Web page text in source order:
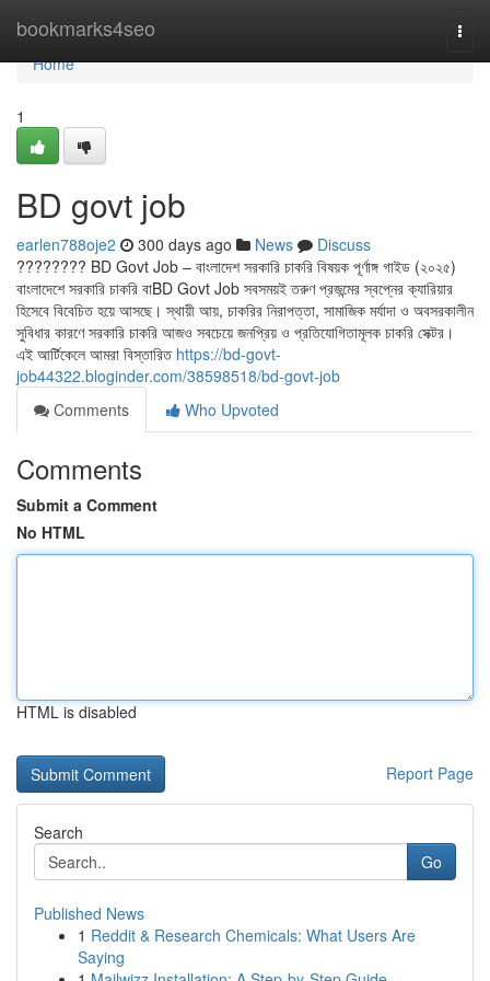
bookmarks4seo
Home
Home
1
BD govt job
earlen788oje2 300 days ago News
Discuss
???????? BD Govt Job – বাংলাদেশ সরকারি চাকরি বিষয়ক পূর্ণাঙ্গ গাইড (২০২৫)
বাংলাদেশে সরকারি চাকরি বাBD Govt Job সবসময়ই তরুণ প্রজন্মের স্বপ্নের ক্যারিয়ার
হিসেবে বিবেচিত হয়ে আসছে। স্থায়ী আয়, চাকরির নিরাপত্তা, সামাজিক মর্যাদা ও অবসরকালীন
সুবিধার কারণে সরকারি চাকরি আজও সবচেয়ে জনপ্রিয় ও প্রতিযোগিতামূলক চাকরি সেক্টর।
এই আর্টিকেলে আমরা বিস্তারিত https://bd-govt-
job44322.bloginder.com/38598518/bd-govt-job
Comments
Who Upvoted
Comments
Submit a Comment
No HTML
HTML is disabled
Report Page
Search
Go
Published News
1 Reddit & Research Chemicals: What Users Are
Saying